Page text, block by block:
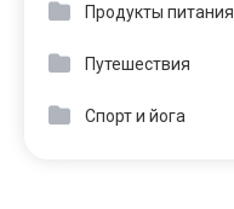
Продукты питания
Путешествия
Спорт и йога